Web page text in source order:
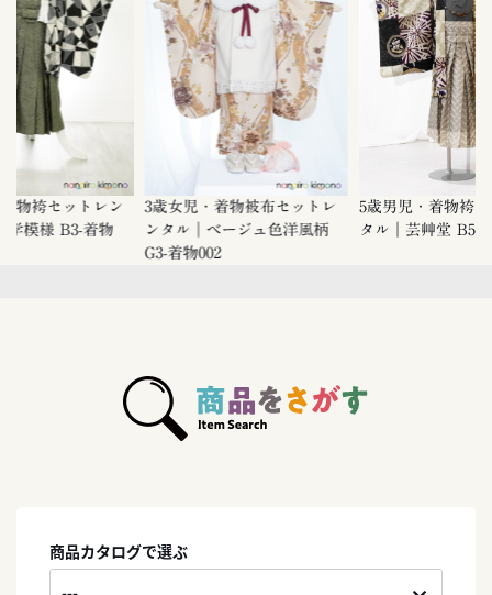
ットレン
B3-着物
3歳女児・着物被布セットレ
ンタル｜ベージュ色洋風柄
G3-着物002
5歳男児・着物袴セット
タル｜芸艸堂 B5-012
商品カタログで選ぶ